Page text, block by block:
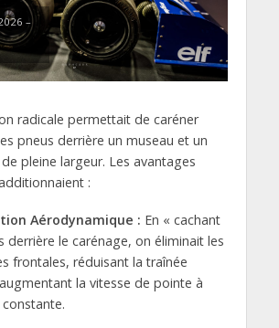
–
radicale permettait de caréner
pneus derrière un museau et un
pleine largeur. Les avantages
:
Aérodynamique : En « cachant
derrière le carénage, on éliminait les
frontales, réduisant la traînée
la vitesse de pointe à